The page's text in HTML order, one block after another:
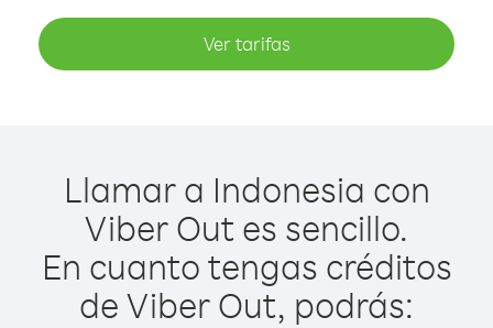
Ver tarifas
Llamar a Indonesia con
Viber Out es sencillo.
En cuanto tengas créditos
de Viber Out, podrás: